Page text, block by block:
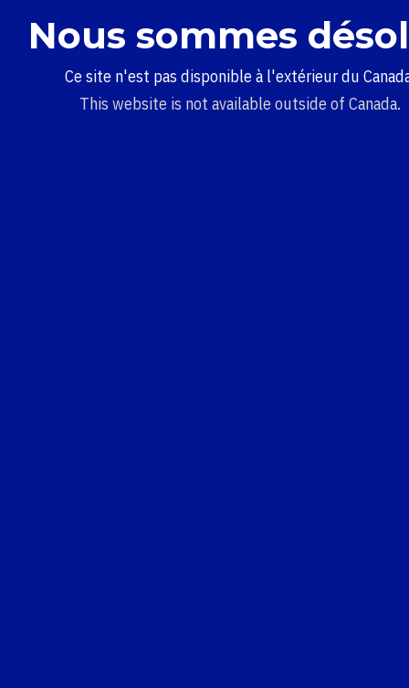
Nous sommes
Ce site n'est pas disponible à l'extérieur du
This website is not available outside of Canada.